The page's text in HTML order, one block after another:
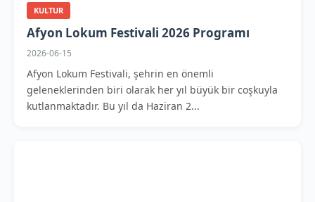
KULTUR
Afyon Lokum Festivali 2026 Programı
2026-06-15
Afyon Lokum Festivali, şehrin en önemli
geleneklerinden biri olarak her yıl büyük bir coşkuyla
kutlanmaktadır. Bu yıl da Haziran 2...